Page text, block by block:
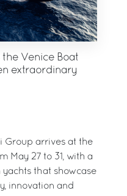
Venice Boat
extraordinary
Group arrives at the
May 27 to 31, with a
yachts that showcase
innovation and